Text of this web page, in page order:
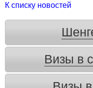
К списку новостей
Визы в